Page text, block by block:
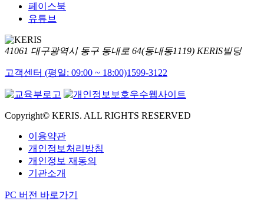
페이스북
유튜브
41061 대구광역시 동구 동내로 64(동내동1119) KERIS빌딩
고객센터 (평일: 09:00 ~ 18:00)1599-3122
Copyright© KERIS. ALL RIGHTS RESERVED
이용약관
개인정보처리방침
개인정보 재동의
기관소개
PC 버전 바로가기